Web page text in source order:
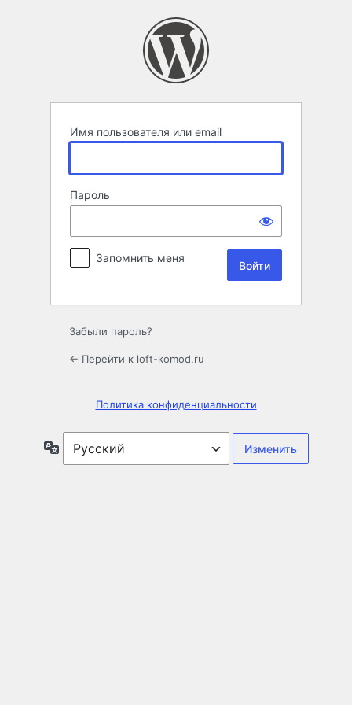
Имя пользователя или email
Пароль
Запомнить меня
Забыли пароль?
← Перейти к loft-komod.ru
Политика конфиденциальности
Язык